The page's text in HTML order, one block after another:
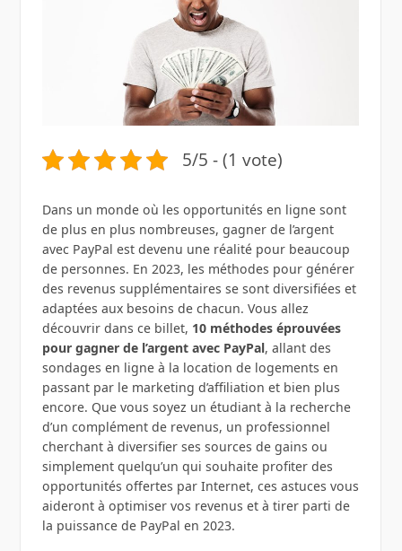
5/5 - (1 vote)
Dans un monde où les opportunités en ligne sont
de plus en plus nombreuses, gagner de l’argent
avec PayPal est devenu une réalité pour beaucoup
de personnes. En 2023, les méthodes pour générer
des revenus supplémentaires se sont diversifiées et
adaptées aux besoins de chacun. Vous allez
découvrir dans ce billet, 10 méthodes éprouvées
pour gagner de l’argent avec PayPal, allant des
sondages en ligne à la location de logements en
passant par le marketing d’affiliation et bien plus
encore. Que vous soyez un étudiant à la recherche
d’un complément de revenus, un professionnel
cherchant à diversifier ses sources de gains ou
simplement quelqu’un qui souhaite profiter des
opportunités offertes par Internet, ces astuces vous
aideront à optimiser vos revenus et à tirer parti de
la puissance de PayPal en 2023.